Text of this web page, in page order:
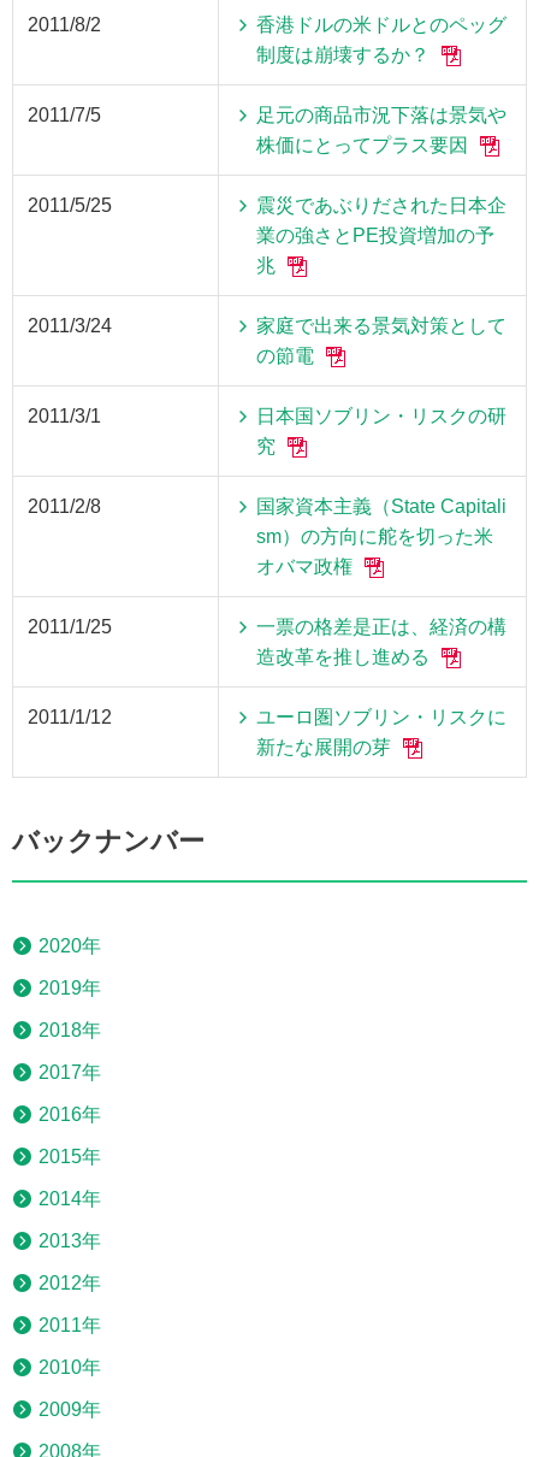
2011/8/2
香港ドルの米ドルとのペッグ
制度は崩壊するか？
2011/7/5
足元の商品市況下落は景気や
株価にとってプラス要因
2011/5/25
震災であぶりだされた日本企
業の強さとPE投資増加の予
兆
2011/3/24
家庭で出来る景気対策として
の節電
2011/3/1
日本国ソブリン・リスクの研
究
2011/2/8
国家資本主義（State Capitali
sm）の方向に舵を切った米
オバマ政権
2011/1/25
一票の格差是正は、経済の構
造改革を推し進める
2011/1/12
ユーロ圏ソブリン・リスクに
新たな展開の芽
バックナンバー
2020年
2019年
2018年
2017年
2016年
2015年
2014年
2013年
2012年
2011年
2010年
2009年
2008年